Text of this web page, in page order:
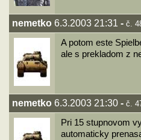
nemetko 6.3.2003 21:31 - č.
A potom este
ale s prekladom z
nemetko 6.3.2003 21:30 - č.
Pri 15 stupnovom
automaticky